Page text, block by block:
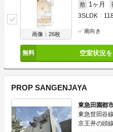
画像：26枚
敷 1ヶ月
3SLDK
南向き
空室状況
PROP SANGENJAYA
東急田園都
東急世田谷
京王井の頭